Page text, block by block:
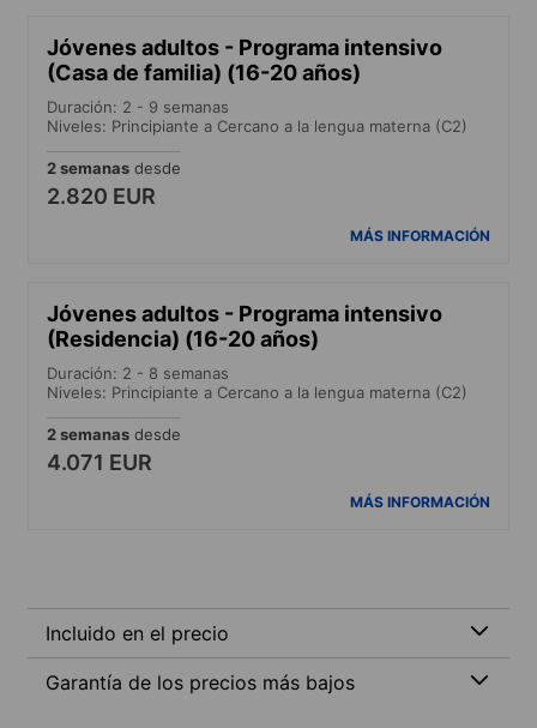
Jóvenes adultos - Programa intensivo
(Casa de familia) (16-20 años)
Duración: 2 - 9 semanas
Niveles: Principiante a Cercano a la lengua materna (C2)
2 semanas desde
2.820 EUR
MÁS INFORMACIÓN
Jóvenes adultos - Programa intensivo
(Residencia) (16-20 años)
Duración: 2 - 8 semanas
Niveles: Principiante a Cercano a la lengua materna (C2)
2 semanas desde
4.071 EUR
MÁS INFORMACIÓN
Incluido en el precio
Garantía de los precios más bajos